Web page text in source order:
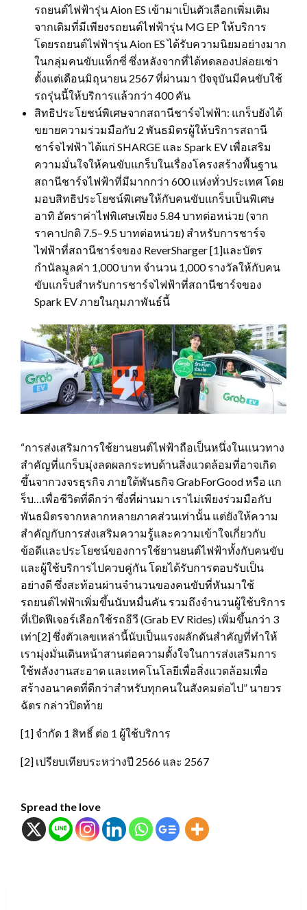
รถยนต์ไฟฟ้ารุ่น Aion ES เข้ามาเป็นตัวเลือกเพิ่มเติม
จากเดิมที่มีเพียงรถยนต์ไฟฟ้ารุ่น MG EP ให้บริการ
โดยรถยนต์ไฟฟ้ารุ่น Aion ES ได้รับความนิยมอย่างมาก
ในกลุ่มคนขับแท็กซี่ ซึ่งหลังจากที่ได้ทดลองปล่อยเช่า
ตั้งแต่เดือนมิถุนายน 2567 ที่ผ่านมา ปัจจุบันมีคนขับใช้
รถรุ่นนี้ให้บริการแล้วกว่า 400 คัน
สิทธิประโยชน์พิเศษจากสถานีชาร์จไฟฟ้า: แกร็บยังได้
ขยายความร่วมมือกับ 2 พันธมิตรผู้ให้บริการสถานี
ชาร์จไฟฟ้า ได้แก่ SHARGE และ Spark EV เพื่อเสริม
ความมั่นใจให้คนขับแกร็บในเรื่องโครงสร้างพื้นฐาน
สถานีชาร์จไฟฟ้าที่มีมากกว่า 600 แห่งทั่วประเทศ โดย
มอบสิทธิประโยชน์พิเศษให้กับคนขับแกร็บเป็นพิเศษ
อาทิ อัตราค่าไฟพิเศษเพียง 5.84 บาทต่อหน่วย (จาก
ราคาปกติ 7.5–9.5 บาทต่อหน่วย) สำหรับการชาร์จ
ไฟฟ้าที่สถานีชาร์จของ ReverSharger [1]และบัตร
กำนัลมูลค่า 1,000 บาท จำนวน 1,000 รางวัลให้กับคน
ขับแกร็บสำหรับการชาร์จไฟฟ้าที่สถานีชาร์จของ
Spark EV ภายในกุมภาพันธ์นี้
“การส่งเสริมการใช้ยานยนต์ไฟฟ้าถือเป็นหนึ่งในแนวทาง
สำคัญที่แกร็บมุ่งลดผลกระทบด้านสิ่งแวดล้อมที่อาจเกิด
ขึ้นจากวงจรธุรกิจ ภายใต้พันธกิจ GrabForGood หรือ แก
ร็บ…เพื่อชีวิตที่ดีกว่า ซึ่งที่ผ่านมา เราไม่เพียงร่วมมือกับ
พันธมิตรจากหลากหลายภาคส่วนเท่านั้น แต่ยังให้ความ
สำคัญกับการส่งเสริมความรู้และความเข้าใจเกี่ยวกับ
ข้อดีและประโยชน์ของการใช้ยานยนต์ไฟฟ้าทั้งกับคนขับ
และผู้ใช้บริการไปควบคู่กัน โดยได้รับการตอบรับเป็น
อย่างดี ซึ่งสะท้อนผ่านจำนวนของคนขับที่หันมาใช้
รถยนต์ไฟฟ้าเพิ่มขึ้นนับหมื่นคัน รวมถึงจำนวนผู้ใช้บริการ
ที่เปิดฟีเจอร์เลือกใช้รถอีวี (Grab EV Rides) เพิ่มขึ้นกว่า 3
เท่า[2] ซึ่งตัวเลขเหล่านี้นับเป็นแรงผลักดันสำคัญที่่ทำให้
เรามุ่งมั่นเดินหน้าสานต่อความตั้งใจในการส่งเสริมการ
ใช้พลังงานสะอาด และเทคโนโลยีเพื่อสิ่งแวดล้อมเพื่อ
สร้างอนาคตที่ดีกว่าสำหรับทุกคนในสังคมต่อไป” นายวร
ฉัตร กล่าวปิดท้าย
[1] จำกัด 1 สิทธิ์ ต่อ 1 ผู้ใช้บริการ
[2] เปรียบเทียบระหว่างปี 2566 และ 2567
Spread the love